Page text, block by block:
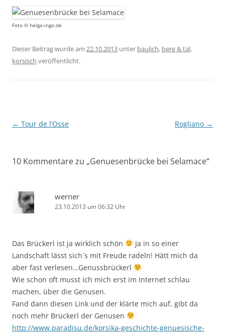
Foto © helga-ingo.de
Dieser Beitrag wurde am 22.10.2013 unter baulich, berg & tal,
korsisch veröffentlicht.
Beitragsnavigation
← Tour de l’Osse Rogliano →
10 Kommentare zu „Genuesenbrücke bei Selamace“
werner
23.10.2013 um 06:32 Uhr
Das Brückerl ist ja wirklich schön
Ja in so einer
Landschaft lässt sich`s mit Freude radeln! Hätt mich da
aber fast verlesen…Genussbrückerl
Wie schon oft musst ich mich erst im Internet schlau
machen, über die Genusen.
Fand dann diesen Link und der klärte mich auf, gibt da
noch mehr Brückerl der Genusen
http://www.paradisu.de/korsika-geschichte-genuesische-